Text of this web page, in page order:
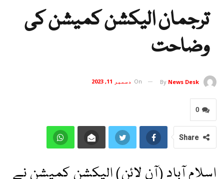
ترجمان الیکشن کمیشن کی
وضاحت
By News Desk
On دسمبر 11, 2023
0
Share
اسلام آباد (آن لائن) الیکشن کمیشن نے